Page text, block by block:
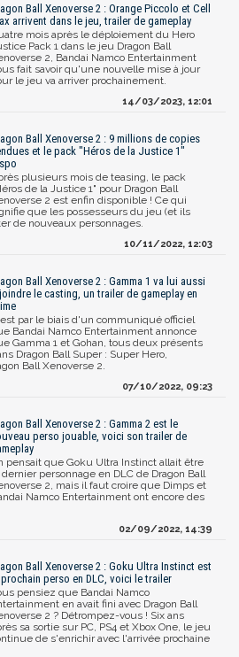
Ball Xenoverse 2 : Orange Piccolo et Cell
arrivent dans le jeu, trailer de gameplay
mois après le déploiement du Hero
Pack 1 dans le jeu Dragon Ball
2, Bandai Namco Entertainment
fait savoir qu'une nouvelle mise à jour
le jeu va arriver prochainement.
14/03/2023, 12:01
Ball Xenoverse 2 : 9 millions de copies
et le pack "Héros de la Justice 1"
plusieurs mois de teasing, le pack
de la Justice 1" pour Dragon Ball
2 est enfin disponible ! Ce qui
que les possesseurs du jeu (et ils
de nouveaux personnages.
10/11/2022, 12:03
Ball Xenoverse 2 : Gamma 1 va lui aussi
le casting, un trailer de gameplay en
par le biais d'un communiqué officiel
Bandai Namco Entertainment annonce
Gamma 1 et Gohan, tous deux présents
Dragon Ball Super : Super Hero,
Ball Xenoverse 2.
07/10/2022, 09:23
Ball Xenoverse 2 : Gamma 2 est le
perso jouable, voici son trailer de
pensait que Goku Ultra Instinct allait être
dernier personnage en DLC de Dragon Ball
2, mais il faut croire que Dimps et
Namco Entertainment ont encore des
02/09/2022, 14:39
Ball Xenoverse 2 : Goku Ultra Instinct est
prochain perso en DLC, voici le trailer
pensiez que Bandai Namco
en avait fini avec Dragon Ball
2 ? Détrompez-vous ! Six ans
sa sortie sur PC, PS4 et Xbox One, le jeu
de s'enrichir avec l'arrivée prochaine